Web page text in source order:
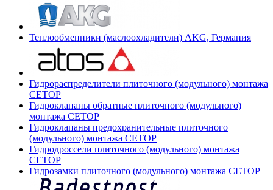
Теплообменники (маслоохладители) AKG, Германия
Гидрораспределители плиточного (модульного) монтажа
СЕТОР
Гидроклапаны обратные плиточного (модульного)
монтажа CETOP
Гидроклапаны предохранительные плиточного
(модульного) монтажа CETOP
Гидродроссели плиточного (модульного) монтажа
CETOP
Гидрозамки плиточного (модульного) монтажа CETOP